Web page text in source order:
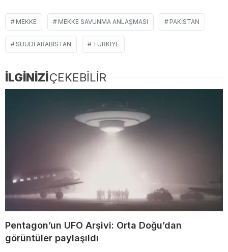
MEKKE MEKKE SAVUNMA ANLAŞMASI PAKISTAN
SUUDI ARABISTAN TÜRKIYE
İLGİNİZİÇEKEBİLİR
Pentagon’un UFO Arşivi: Orta Doğu’dan
görüntüler paylaşıldı